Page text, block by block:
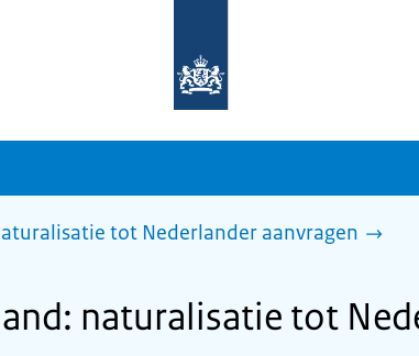
homepage
sdg.rijksoverheid.nl
tot Nederlander aanvragen
naturalisatie tot